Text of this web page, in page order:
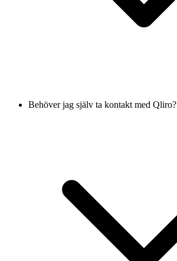
Behöver jag själv ta kontakt med Qliro?